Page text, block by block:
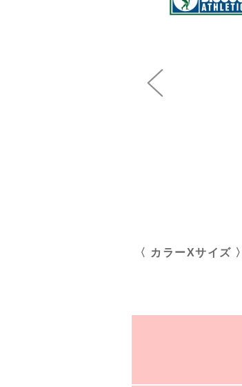
〈 カラーXサイズ 〉